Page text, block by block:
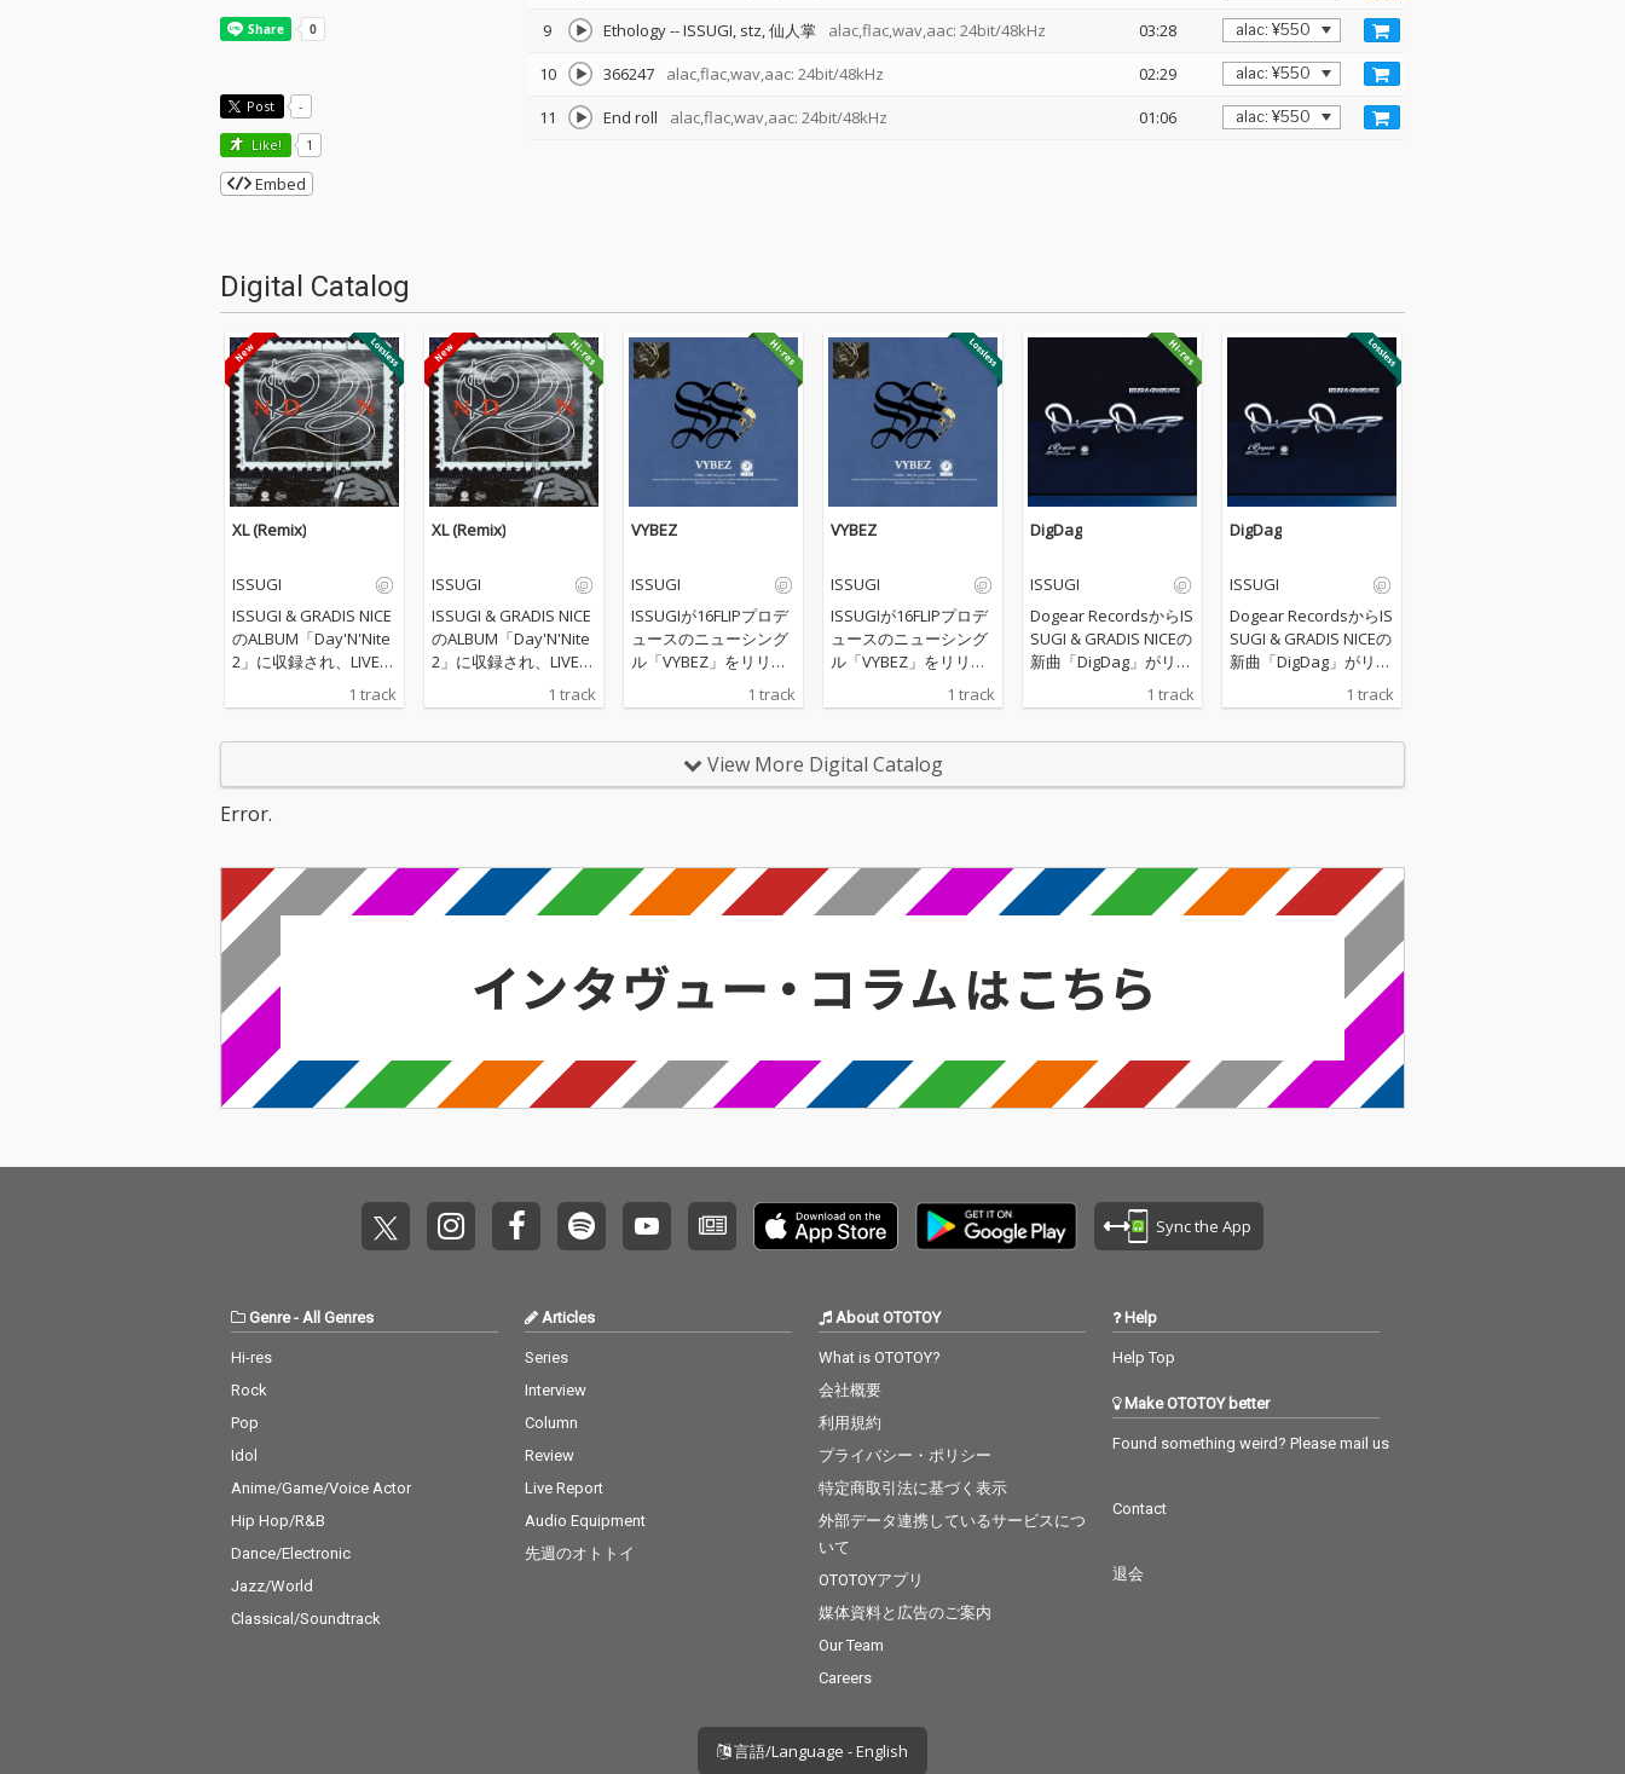
9
Ethology--ISSUGI stz 仙人掌 alac,flac,wav,aac: 24bit/48kHz
03:28
10
366247 alac,flac,wav,aac: 24bit/48kHz
02:29
11
End roll alac,flac,wav,aac: 24bit/48kHz 01:06
Post -
Like! 1
Embed
Digital Catalog
XL (Remix)
ISSUGI
ISSUGI & GRADIS NICE
のALBUM「Day'N'Nite
2」に収録され、LIVEで
る「XL」のRemixがfe
1 track
XL (Remix)
ISSUGI
ISSUGI & GRADIS NICE
のALBUM「Day'N'Nite
2」に収録され、LIVEで
る「XL」のRemixがfe
1 track
VYBEZ
ISSUGI
ISSUGIが16FLIPプロデ
ュースのニューシング
ル「VYBEZ」をリリー
た16FLIPを感じる新た
込められたリリック。
DOGEAR RECORDSの
1 track
VYBEZ
ISSUGI
ISSUGIが16FLIPプロデ
ュースのニューシング
ル「VYBEZ」をリリー
た16FLIPを感じる新た
込められたリリック。
DOGEAR RECORDSの
1 track
DigDag
ISSUGI
Dogear RecordsからIS
SUGI & GRADIS NICEの
新曲「DigDag」がリリ
ース。 メロディアスな
フックに力強さと情緒
コンビネーションを聴
かせる2人から耳が離
せない。
1 track
DigDag
ISSUGI
Dogear RecordsからIS
SUGI & GRADIS NICEの
新曲「DigDag」がリリ
ース。 メロディアスな
フックに力強さと情緒
コンビネーションを聴
かせる2人から耳が離
せない。
1 track
View More Digital Catalog
Error.
Sync the App
Genre- All Genres
Hi-res
Rock
Pop
Idol
Anime/Game/Voice Actor
Hip Hop/R&B
Dance/Electronic
Jazz/World
Classical/Soundtrack
Articles
Series
Interview
Column
Review
Live Report
Audio Equipment
先週のオトトイ
About OTOTOY
What is OTOTOY?
会社概要
利用規約
プライバシー・ポリシー
特定商取引法に基づく表示
外部データ連携しているサービスにつ
いて
OTOTOYアプリ
媒体資料と広告のご案内
Our Team
Careers
Help
Help Top
Make OTOTOY better
Found something weird? Please mail us
Contact
退会
言語/Language - English